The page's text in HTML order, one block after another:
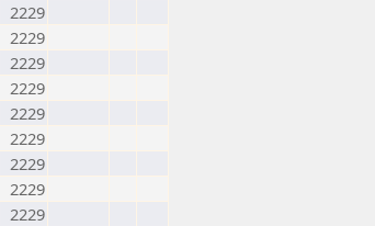
2229
2229
2229
2229
2229
2229
2229
2229
2229